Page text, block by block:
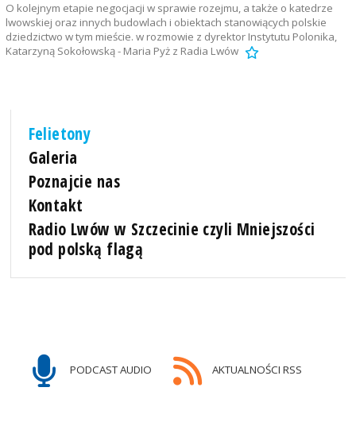
O kolejnym etapie negocjacji w sprawie rozejmu, a także o katedrze
lwowskiej oraz innych budowlach i obiektach stanowiących polskie
dziedzictwo w tym mieście. w rozmowie z dyrektor Instytutu Polonika,
Katarzyną Sokołowską - Maria Pyż z Radia Lwów
Felietony
Galeria
Poznajcie nas
Kontakt
Radio Lwów w Szczecinie czyli Mniejszości
pod polską flagą
PODCAST AUDIO AKTUALNOŚCI RSS